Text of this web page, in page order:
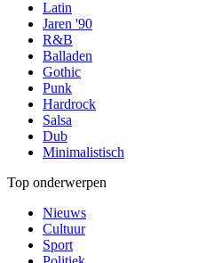
Latin
Jaren '90
R&B
Balladen
Gothic
Punk
Hardrock
Salsa
Dub
Minimalistisch
Top onderwerpen
Nieuws
Cultuur
Sport